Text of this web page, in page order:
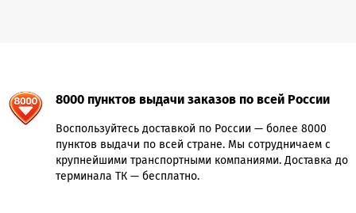
8000 пунктов выдачи заказов по всей России
Воспользуйтесь доставкой по России — более 8000
пунктов выдачи по всей стране. Мы сотрудничаем с
крупнейшими транспортными компаниями. Доставка до
терминала ТК — бесплатно.